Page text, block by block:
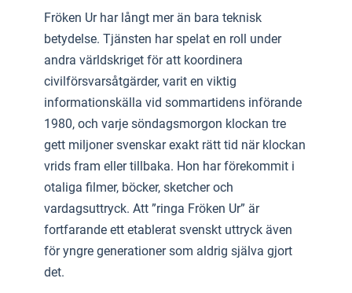
Fröken Ur har långt mer än bara teknisk
betydelse. Tjänsten har spelat en roll under
andra världskriget för att koordinera
civilförsvarsåtgärder, varit en viktig
informationskälla vid sommartidens införande
1980, och varje söndagsmorgon klockan tre
gett miljoner svenskar exakt rätt tid när klockan
vrids fram eller tillbaka. Hon har förekommit i
otaliga filmer, böcker, sketcher och
vardagsuttryck. Att ”ringa Fröken Ur” är
fortfarande ett etablerat svenskt uttryck även
för yngre generationer som aldrig själva gjort
det.